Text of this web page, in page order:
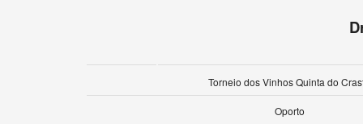
Torneio dos Vinhos Quinta do
Oporto